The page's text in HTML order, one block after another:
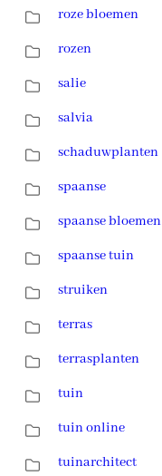
roze bloemen
rozen
salie
salvia
schaduwplanten
spaanse
spaanse bloemen
spaanse tuin
struiken
terras
terrasplanten
tuin
tuin online
tuinarchitect